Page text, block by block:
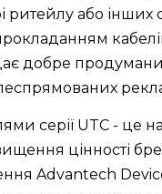
ритейлу або інших
добре
серії UTC - це
цінності
Advantech